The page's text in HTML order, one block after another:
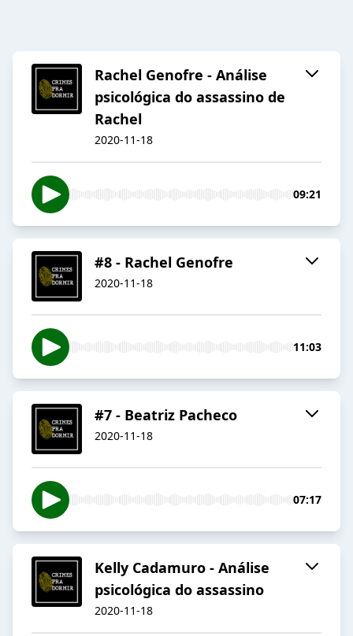
Rachel Genofre - Análise
psicológica do assassino de
Rachel
2020-11-18
09:21
#8 - Rachel Genofre
2020-11-18
11:03
#7 - Beatriz Pacheco
2020-11-18
07:17
Kelly Cadamuro - Análise
psicológica do assassino
2020-11-18